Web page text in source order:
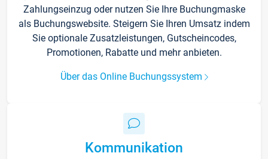
Zahlungseinzug oder nutzen Sie Ihre Buchungmaske
als Buchungswebsite. Steigern Sie Ihren Umsatz indem
Sie optionale Zusatzleistungen, Gutscheincodes,
Promotionen, Rabatte und mehr anbieten.
Über das Online Buchungssystem
Kommunikation